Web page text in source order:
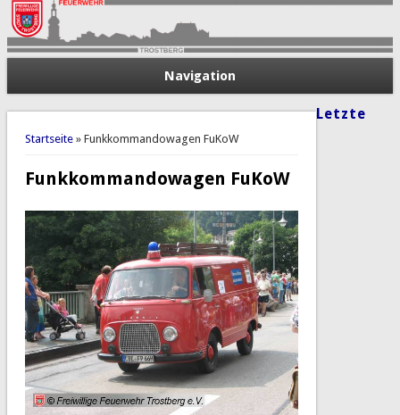
Navigation
Sie sind hier
Startseite» Funkkommandowagen FuKoW
Funkkommandowagen FuKoW
Letzte